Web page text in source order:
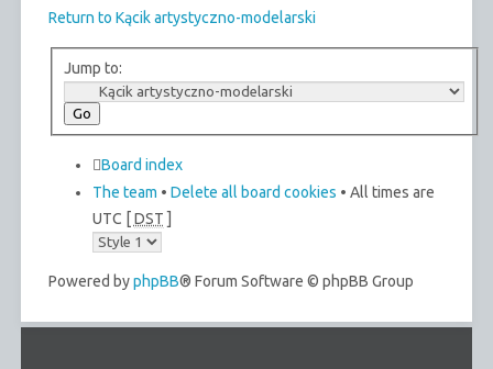
Return to Kącik artystyczno-modelarski
Jump to:
Board index
The team • Delete all board cookies • All times are
UTC [DST ]
Powered byphpBB® Forum Software © phpBB Group